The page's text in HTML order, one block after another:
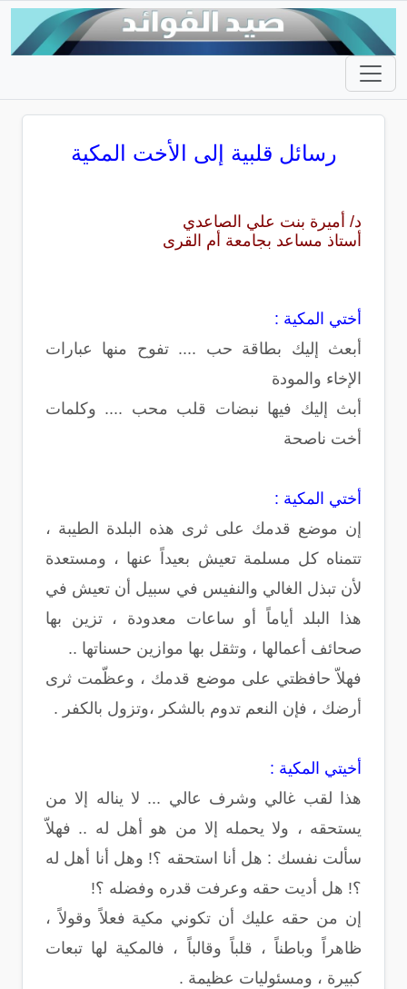
رسائل قلبية إلى الأخت المكية
د/ أميرة بنت علي الصاعدي
أستاذ مساعد بجامعة أم القرى
أختي المكية :
أبعث إليك بطاقة حب .... تفوح منها عبارات
الإخاء والمودة
أبث إليك فيها نبضات قلب محب .... وكلمات
أخت ناصحة
أختي المكية :
إن موضع قدمك على ثرى هذه البلدة الطيبة ،
تتمناه كل مسلمة تعيش بعيداً عنها ، ومستعدة
لأن تبذل الغالي والنفيس في سبيل أن تعيش في
هذا البلد أياماً أو ساعات معدودة ، تزين بها
صحائف أعمالها ، وتثقل بها موازين حسناتها ..
فهلاّ حافظتي على موضع قدمك ، وعظّمت ثرى
أرضك ، فإن النعم تدوم بالشكر ،وتزول بالكفر .
أخيتي المكية :
هذا لقب غالي وشرف عالي ... لا يناله إلا من
يستحقه ، ولا يحمله إلا من هو أهل له .. فهلاّ
سألت نفسك : هل أنا استحقه ؟! وهل أنا أهل له
؟! هل أديت حقه وعرفت قدره وفضله ؟!
إن من حقه عليك أن تكوني مكية فعلاً وقولاً ،
ظاهراً وباطناً ، قلباً وقالباً ، فالمكية لها تبعات
كبيرة ، ومسئوليات عظيمة .